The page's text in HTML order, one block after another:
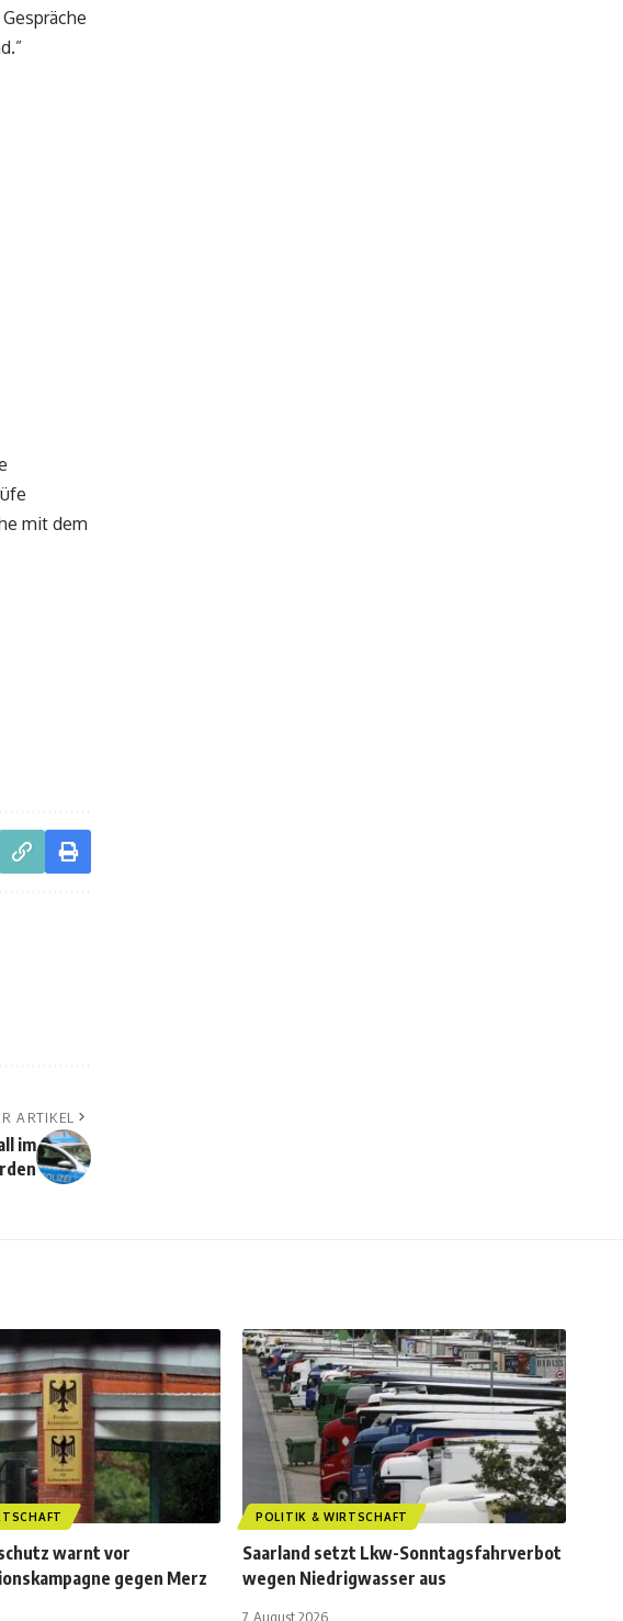
mit dem
ARTIKEL
im
warnt vor
gegen Merz
POLITIK & WIRTSCHAFT
Saarland setzt Lkw-Sonntagsfahrverbot
wegen Niedrigwasser aus
7. August 2026